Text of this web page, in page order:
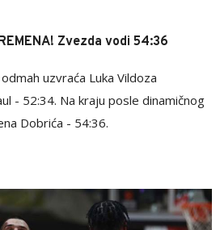
Zvezda vodi 54:36
uzvraća Luka Vildoza
- 52:34. Na kraju posle dinamičnog
Dobrića - 54:36.